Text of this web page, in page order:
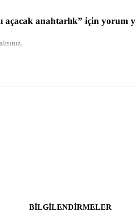
açacak anahtarlık” için yorum
.
BILGILENDIRMELER